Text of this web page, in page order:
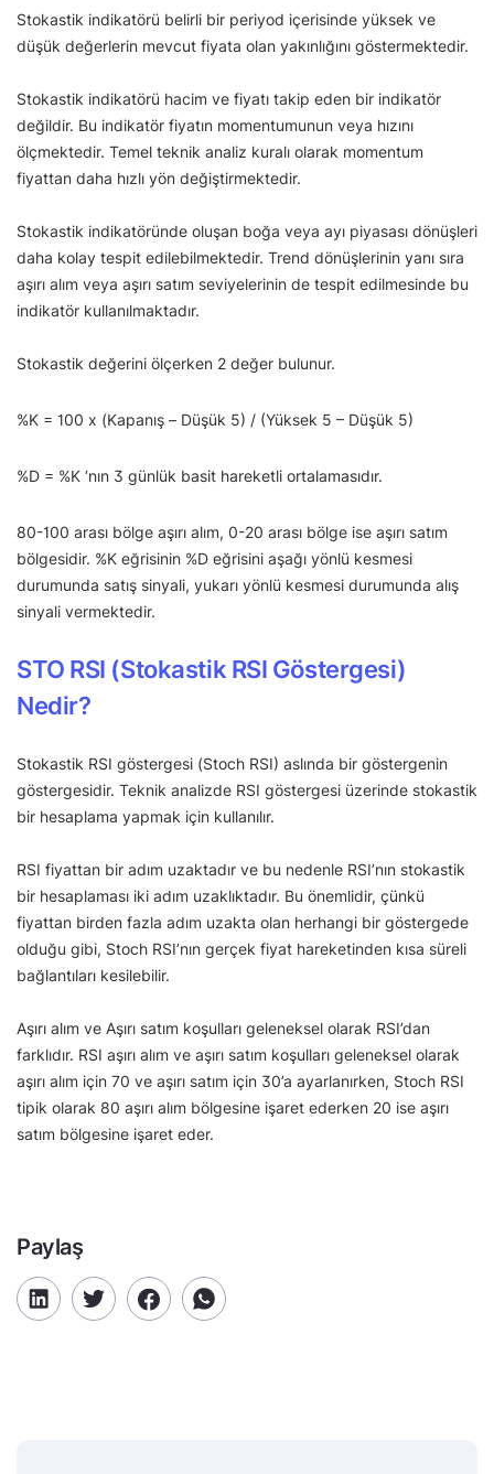
Stokastik indikatörü belirli bir periyod içerisinde yüksek ve
düşük değerlerin mevcut fiyata olan yakınlığını göstermektedir.
Stokastik indikatörü hacim ve fiyatı takip eden bir indikatör
değildir. Bu indikatör fiyatın momentumunun veya hızını
ölçmektedir. Temel teknik analiz kuralı olarak momentum
fiyattan daha hızlı yön değiştirmektedir.
Stokastik indikatöründe oluşan boğa veya ayı piyasası dönüşleri
daha kolay tespit edilebilmektedir. Trend dönüşlerinin yanı sıra
aşırı alım veya aşırı satım seviyelerinin de tespit edilmesinde bu
indikatör kullanılmaktadır.
Stokastik değerini ölçerken 2 değer bulunur.
%K = 100 x (Kapanış – Düşük 5) / (Yüksek 5 – Düşük 5)
%D = %K ‘nın 3 günlük basit hareketli ortalamasıdır.
80-100 arası bölge aşırı alım, 0-20 arası bölge ise aşırı satım
bölgesidir. %K eğrisinin %D eğrisini aşağı yönlü kesmesi
durumunda satış sinyali, yukarı yönlü kesmesi durumunda alış
sinyali vermektedir.
STO RSI (Stokastik RSI Göstergesi)
Nedir?
Stokastik RSI göstergesi (Stoch RSI) aslında bir göstergenin
göstergesidir. Teknik analizde RSI göstergesi üzerinde stokastik
bir hesaplama yapmak için kullanılır.
RSI fiyattan bir adım uzaktadır ve bu nedenle RSI’nın stokastik
bir hesaplaması iki adım uzaklıktadır. Bu önemlidir, çünkü
fiyattan birden fazla adım uzakta olan herhangi bir göstergede
olduğu gibi, Stoch RSI’nın gerçek fiyat hareketinden kısa süreli
bağlantıları kesilebilir.
Aşırı alım ve Aşırı satım koşulları geleneksel olarak RSI’dan
farklıdır. RSI aşırı alım ve aşırı satım koşulları geleneksel olarak
aşırı alım için 70 ve aşırı satım için 30’a ayarlanırken, Stoch RSI
tipik olarak 80 aşırı alım bölgesine işaret ederken 20 ise aşırı
satım bölgesine işaret eder.
Paylaş